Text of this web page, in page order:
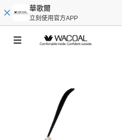
華歌爾
立刻使用官方APP